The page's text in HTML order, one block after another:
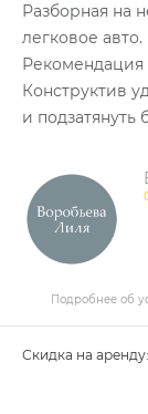
Разборная на
легковое авто.
Рекомендация
Конструктив
и подзатянуть
Подробнее об
Скидка на аренду: